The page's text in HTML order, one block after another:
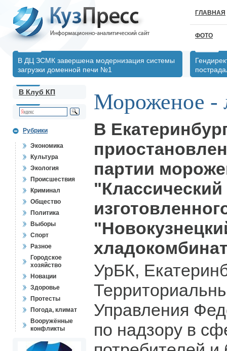
ГЛАВНАЯ
ФОТО
В ДЦ ЗСМК завершена модернизация системы
загрузки доменной печи №1
В Клуб КП
Рубрики
Экономика
Культура
Экология
Происшествия
Криминал
Общество
Политика
Выборы
Спорт
Разное
Городское
хозяйство
Новации
Здоровье
Протесты
Погода, климат
Вооружённые
конфликты
Мороженое -
В
партии
УрБК,
Управления
по надзору в